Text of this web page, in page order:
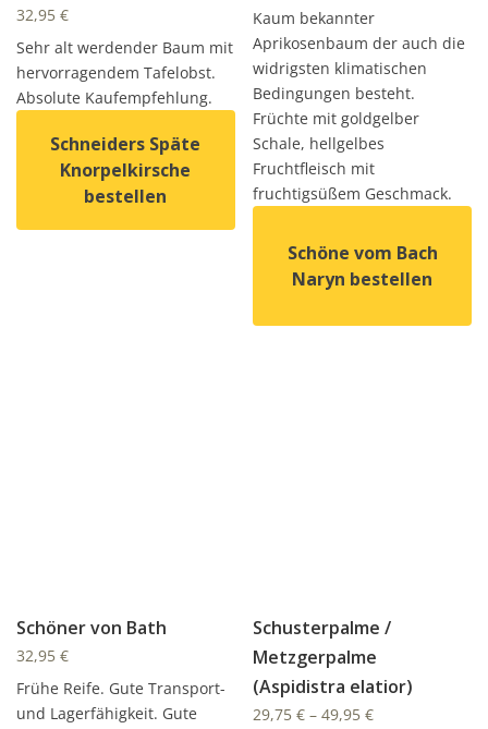
32,95 €
Sehr alt werdender Baum mit
hervorragendem Tafelobst.
Absolute Kaufempfehlung.
Schneiders Späte
Knorpelkirsche
bestellen
Dieses Produkt weist mehrere Varianten auf. Die
Kaum bekannter
Aprikosenbaum der auch die
widrigsten klimatischen
Bedingungen besteht.
Früchte mit goldgelber
Schale, hellgelbes
Fruchtfleisch mit
fruchtigsüßem Geschmack.
Schöne vom Bach
Naryn bestellen
Schöner von Bath
32,95 €
Frühe Reife. Gute Transport-
und Lagerfähigkeit. Gute
Schusterpalme /
Metzgerpalme
(Aspidistra elatior)
29,75€ –49,95€